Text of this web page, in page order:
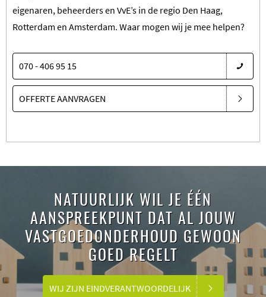
eigenaren, beheerders en VvE’s in de regio Den Haag,
Rotterdam en Amsterdam. Waar mogen wij je mee helpen?
070 - 406 95 15
OFFERTE AANVRAGEN
NATUURLIJK WIL JE ÉÉN
AANSPREEKPUNT DAT AL JOUW
VASTGOEDONDERHOUD GEWOON
GOED REGELT
WIJ ZIJN EINDVERANTWOORDELIJK